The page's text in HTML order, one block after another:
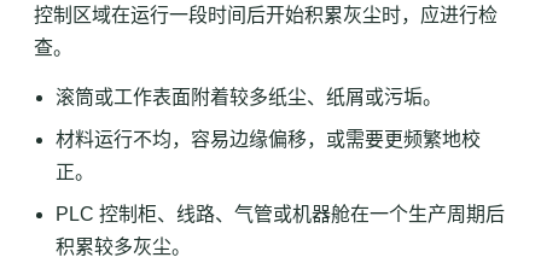
控制区域在运行一段时间后开始积累灰尘时，应进行检
查。
滚筒或工作表面附着较多纸尘、纸屑或污垢。
材料运行不均，容易边缘偏移，或需要更频繁地校
正。
PLC 控制柜、线路、气管或机器舱在一个生产周期后
积累较多灰尘。